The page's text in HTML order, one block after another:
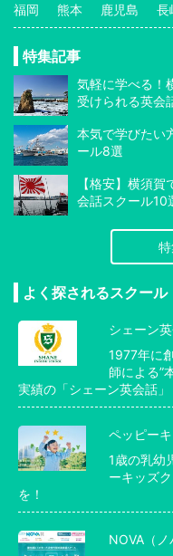
福岡 熊本 鹿児島 長
特集記事
気軽に学べる！
受けられる英会
本気で学びたい
ール8選
【格安】横須
会話スクール10
よく探されるスクール
シェーン
1977年に
師による”
実績の「シェーン英会話」
ペッピー
1歳の乳幼
ーキッズ
を！
NOVA（ノ